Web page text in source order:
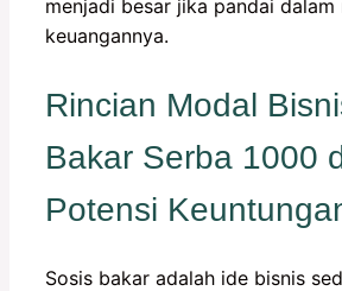
menjadi besar jika pandai dalam
keuangannya.
Rincian Modal
Bakar Serba 1000
Potensi
Sosis bakar adalah ide bisnis